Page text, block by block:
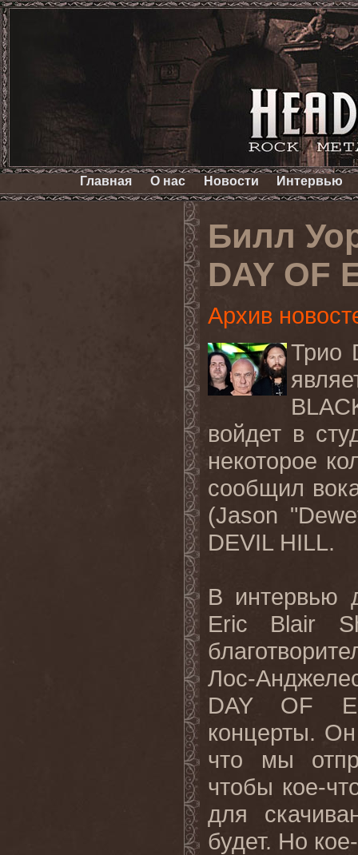
Главная О нас Новости Интервью
Билл
DAY OF
Архив
Трио
войдет в
некоторое
сообщил
(Jason
DEVIL HILL.
В интервью
Eric Blair
Лос-
DAY OF
концерты.
что мы
чтобы кое-
для
будет. Но